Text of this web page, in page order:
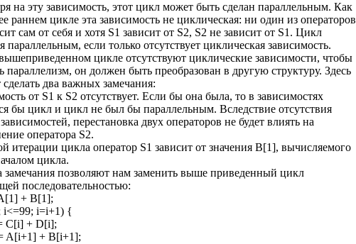
на эту зависимость, этот цикл может быть сделан параллельным. Как
раннем цикле эта зависимость не циклическая: ни один из операторов
сам от себя и хотя S1 зависит от S2, S2 не зависит от S1. Цикл
параллельным, если только отсутствует циклическая зависимость.
цикле отсутствуют циклические зависимости, чтобы
параллелизм, он должен быть преобразован в другую структуру. Здесь
сделать два важных замечания:
от S1 к S2 отсутствует. Если бы она была, то в зависимостях
бы цикл и цикл не был бы параллельным. Вследствие отсутствия
перестановка двух операторов не будет влиять на
оператора S2.
итерации цикла оператор S1 зависит от значения B[1], вычисляемого
цикла.
замечания позволяют нам заменить выше приведенный цикл
последовательностью:
+ B[1];
i<=99; i=i+1) {
C[i] + D[i];
A[i+1] + B[i+1];